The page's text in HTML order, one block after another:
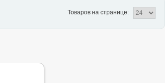
Товаров на странице: